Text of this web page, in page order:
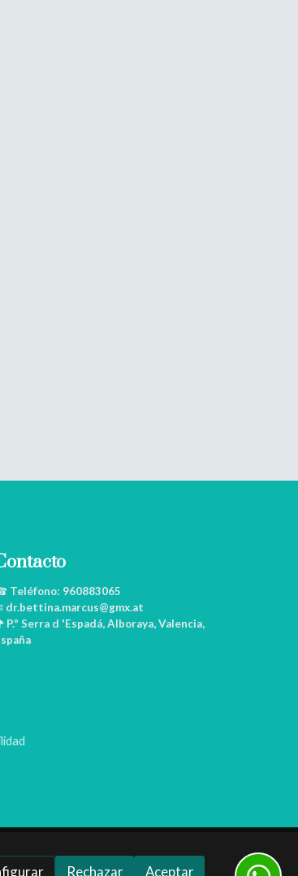
Teléfono: 960883065
dr.bettina.marcus@gmx.at
P.º Serra d 'Espadá, Alboraya, Valencia,
Rechazar Aceptar